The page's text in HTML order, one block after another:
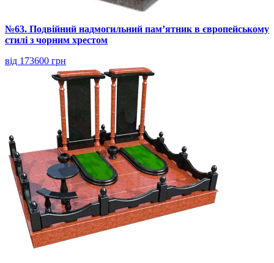
№63. Подвійний надмогильний пам’ятник в європейському
стилі з чорним хрестом
від 173600 грн